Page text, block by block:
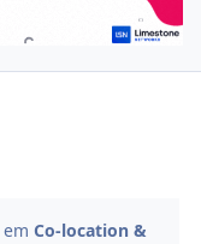
emCo-location &